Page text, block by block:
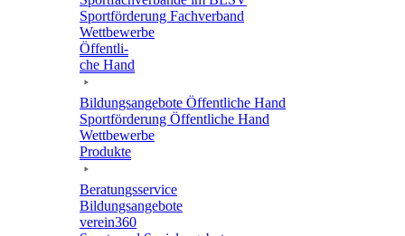
Sport­för­de­rung Fachverband
Wett­be­werbe
Öffent­li­
che Hand
Bildungs­an­ge­bote Öffent­li­che Hand
Sport­för­de­rung Öffent­li­che Hand
Wett­be­werbe
Produkte
Bera­tungs­ser­vice
Bildungs­an­ge­bote
verein360